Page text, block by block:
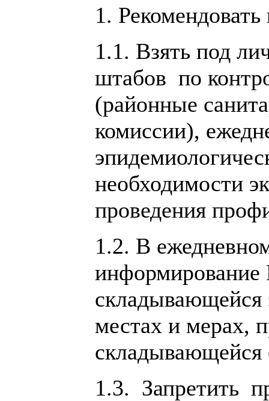
1.
1.1. Взять под
штабов по
(районные
комиссии),
необходимости
проведения
1.2. В
информирование
складывающейся
местах и мерах,
складывающейся
1.3. Запретить